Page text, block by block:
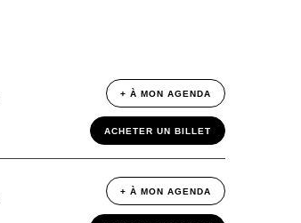
+ À MON AGENDA
ACHETER UN BILLET
+ À MON AGENDA